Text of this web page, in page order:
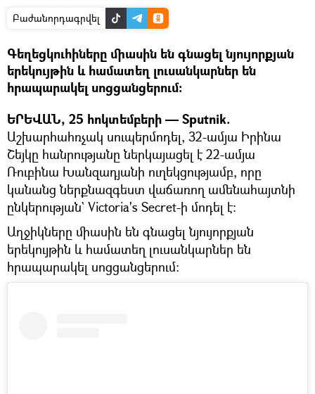
Բաժանորդագրվել
Գեղեցկուհիները միասին են գնացել նյույորքյան
երեկույթին և համատեղ լուսանկարներ են
հրապարակել սոցցանցերում։
ԵՐԵՎԱՆ, 25 հոկտեմբերի — Sputnik.
Աշխարհահռչակ սուպերմոդել, 32-ամյա Իրինա
Շեյկը հանրությանը ներկայացել է 22-ամյա
Ռուբինա Խանզադյանի ուղեկցությամբ, որը
կանանց ներքնազգեստ վաճառող ամենահայտնի
ընկերության` Victoria's Secret-ի մոդել է։
Աղջիկները միասին են գնացել նյույորքյան
երեկույթին և համատեղ լուսանկարներ են
հրապարակել սոցցանցերում։